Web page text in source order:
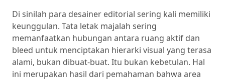
Di sinilah para desainer editorial sering kali memiliki
keunggulan. Tata letak majalah sering
memanfaatkan hubungan antara ruang aktif dan
bleed untuk menciptakan hierarki visual yang terasa
alami, bukan dibuat-buat. Itu bukan kebetulan. Hal
ini merupakan hasil dari pemahaman bahwa area